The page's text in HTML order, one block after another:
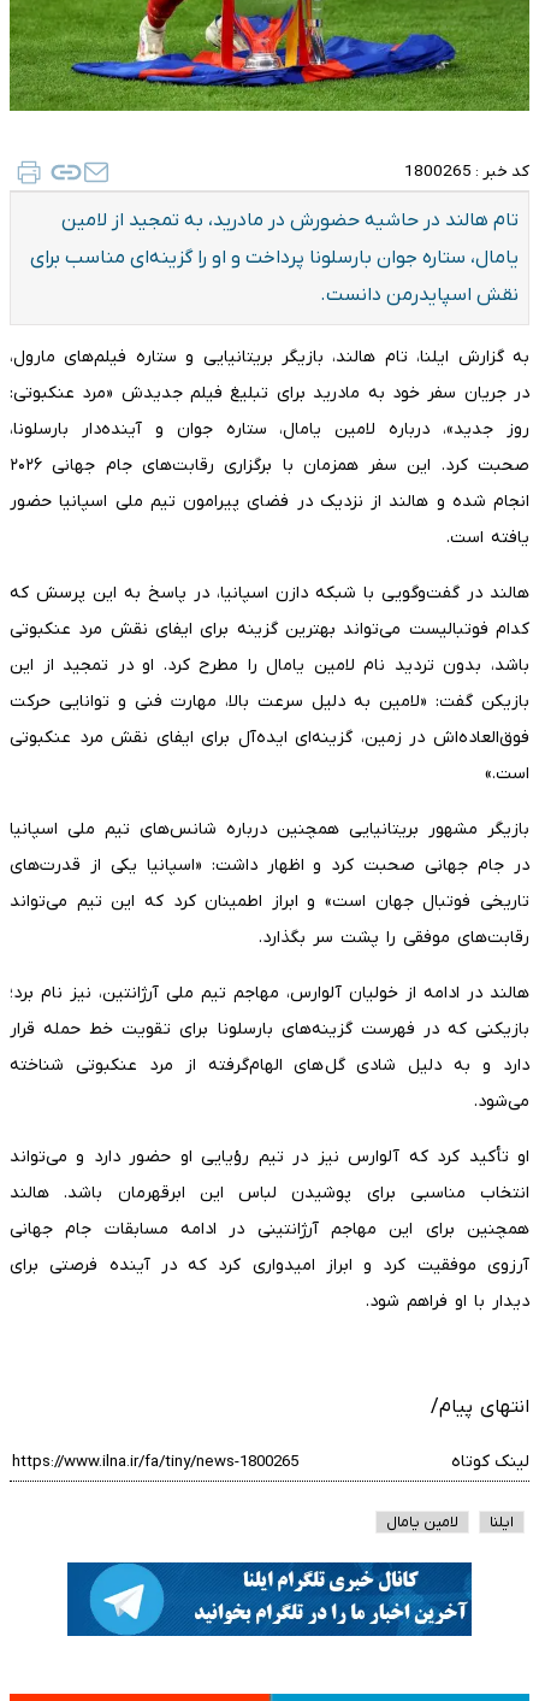
کد خبر : 1800265
تام هالند در حاشیه حضورش در مادرید، به تمجید از لامین
یامال، ستاره جوان بارسلونا پرداخت و او را گزینه‌ای مناسب برای
نقش اسپایدرمن دانست.
به گزارش ایلنا، تام هالند، بازیگر بریتانیایی و ستاره فیلم‌های مارول،
در جریان سفر خود به مادرید برای تبلیغ فیلم جدیدش «مرد عنکبوتی:
روز جدید»، درباره لامین یامال، ستاره جوان و آینده‌دار بارسلونا،
صحبت کرد. این سفر همزمان با برگزاری رقابت‌های جام جهانی ۲۰۲۶
انجام شده و هالند از نزدیک در فضای پیرامون تیم ملی اسپانیا حضور
یافته است.
هالند در گفت‌وگویی با شبکه دازن اسپانیا، در پاسخ به این پرسش که
کدام فوتبالیست می‌تواند بهترین گزینه برای ایفای نقش مرد عنکبوتی
باشد، بدون تردید نام لامین یامال را مطرح کرد. او در تمجید از این
بازیکن گفت: «لامین به دلیل سرعت بالا، مهارت فنی و توانایی حرکت
فوق‌العاده‌اش در زمین، گزینه‌ای ایده‌آل برای ایفای نقش مرد عنکبوتی
است.»
بازیگر مشهور بریتانیایی همچنین درباره شانس‌های تیم ملی اسپانیا
در جام جهانی صحبت کرد و اظهار داشت: «اسپانیا یکی از قدرت‌های
تاریخی فوتبال جهان است» و ابراز اطمینان کرد که این تیم می‌تواند
رقابت‌های موفقی را پشت سر بگذارد.
هالند در ادامه از خولیان آلوارس، مهاجم تیم ملی آرژانتین، نیز نام برد؛
بازیکنی که در فهرست گزینه‌های بارسلونا برای تقویت خط حمله قرار
دارد و به دلیل شادی گل‌های الهام‌گرفته از مرد عنکبوتی شناخته
می‌شود.
او تأکید کرد که آلوارس نیز در تیم رؤیایی او حضور دارد و می‌تواند
انتخاب مناسبی برای پوشیدن لباس این ابرقهرمان باشد. هالند
همچنین برای این مهاجم آرژانتینی در ادامه مسابقات جام جهانی
آرزوی موفقیت کرد و ابراز امیدواری کرد که در آینده فرصتی برای
دیدار با او فراهم شود.
انتهای پیام/
لینک کوتاه
ایلنا لامین یامال